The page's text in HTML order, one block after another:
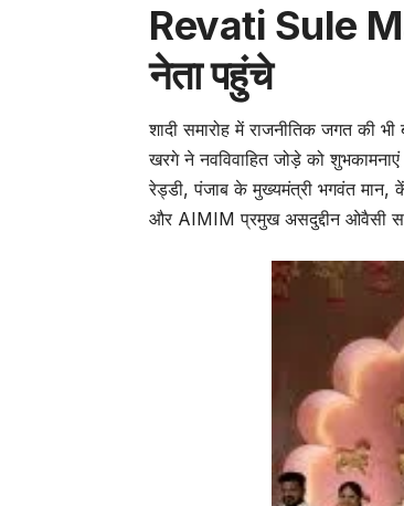
Revati Sule
नेता पहुंचे
शादी समारोह में राजनीतिक जगत की
खरगे ने नवविवाहित जोड़े को
रेड्डी, पंजाब के मुख्यमंत्री भगवंत मान,
और AIMIM प्रमुख असदुद्दीन ओवैसी